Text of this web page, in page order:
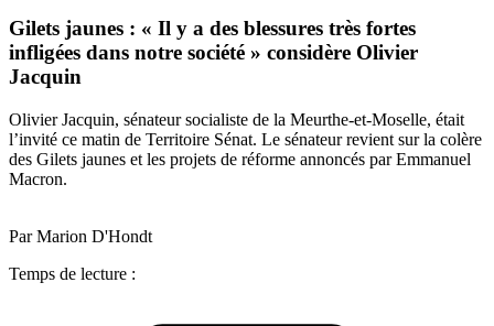
Gilets jaunes : « Il y a des blessures très fortes
infligées dans notre société » considère Olivier
Jacquin
Olivier Jacquin, sénateur socialiste de la Meurthe-et-Moselle, était
l’invité ce matin de Territoire Sénat. Le sénateur revient sur la colère
des Gilets jaunes et les projets de réforme annoncés par Emmanuel
Macron.
Par Marion D'Hondt
Temps de lecture :